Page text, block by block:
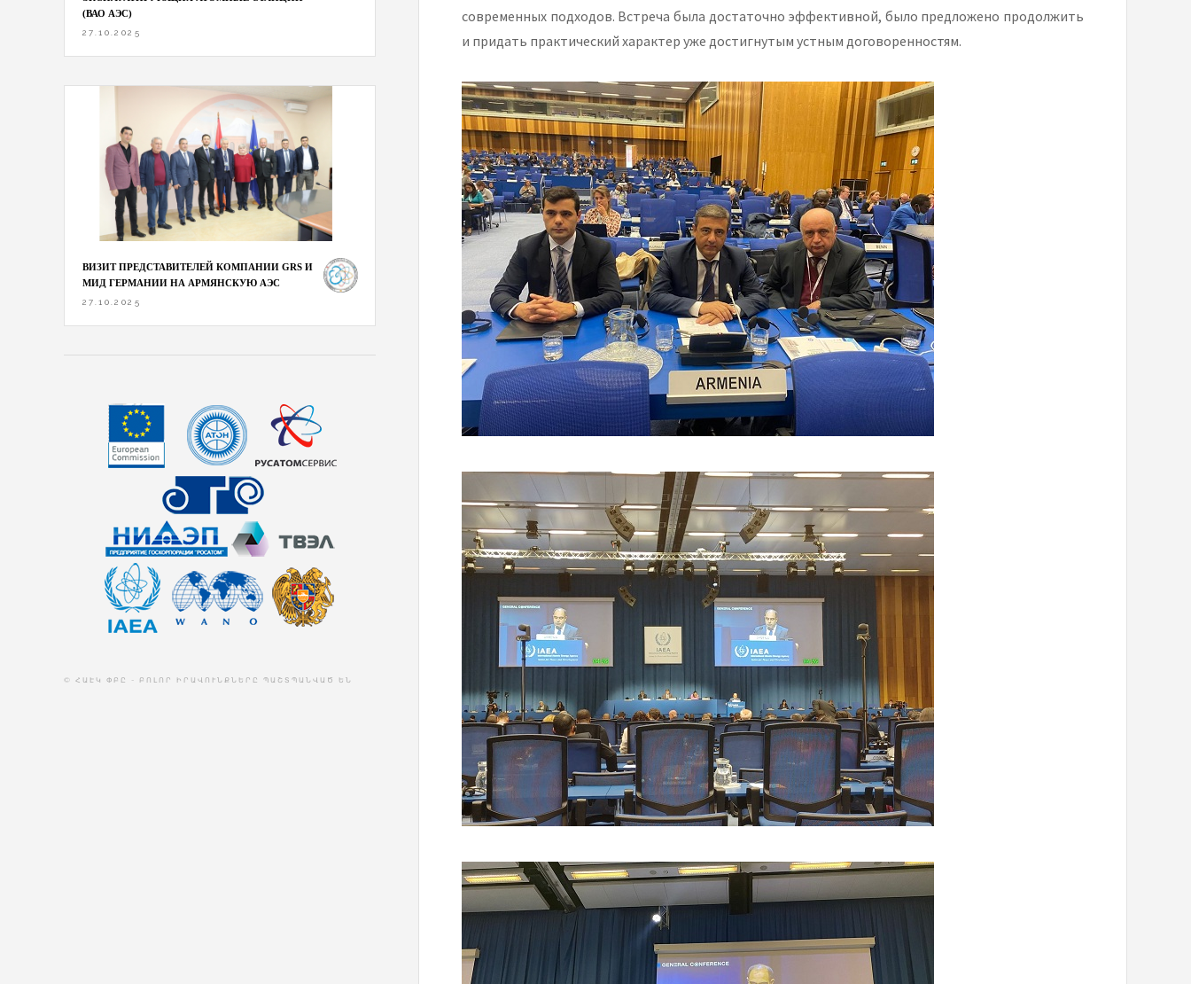
современных подходов. Встреча была достаточно эффективной, было предложено продолжить
и придать практический характер уже достигнутым устным договоренностям.
(ВАО АЭС)
27.10.2025
ВИЗИТ ПРЕДСТАВИТЕЛЕЙ КОМПАНИИ GRS И
МИД ГЕРМАНИИ НА АРМЯНСКУЮ АЭС
27.10.2025
© ՀԱԷԿ ՓԲԸ - ԲՈԼՈՐ ԻՐԱՎՈՒՆՔՆԵՐԸ ՊԱՇՏՊԱՆՎԱԾ ԵՆ